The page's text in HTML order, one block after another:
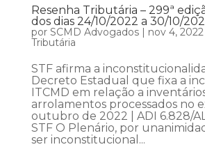
Resenha Tributária – 299ª
dos dias 24/10/2022 a 30/10/
por SCMD Advogados| nov 4, 2022
Tributária
STF afirma a
Decreto Estadual que fixa a
ITCMD em relação a
arrolamentos processados no
outubro de 2022 | ADI 6.828/
STF O Plenário, por
ser inconstitucional...